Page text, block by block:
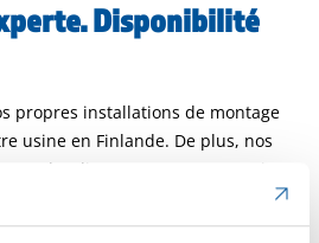
Disponibilité
propres installations de montage
usine en Finlande. De plus, nos
rendre directement sur votre site
d’installation ou de
apportons notre expertise afin